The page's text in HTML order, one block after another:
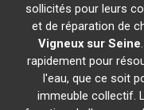
sollicités pour leurs
et de réparation de
Vigneux sur Seine
rapidement pour
l'eau, que ce soit
immeuble collectif.